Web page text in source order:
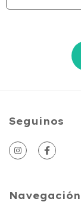
Seguinos
Navegación